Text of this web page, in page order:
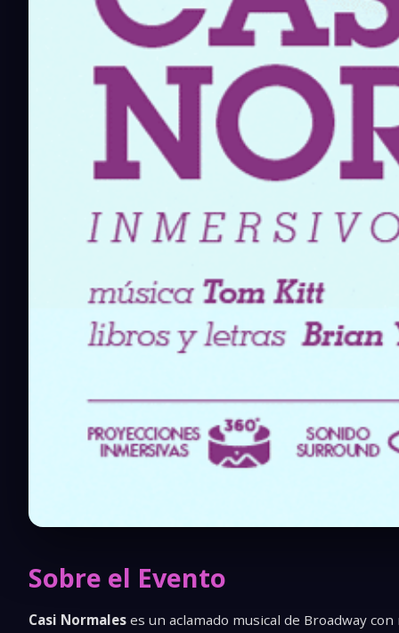
Sobre el Evento
Casi Normales es un aclamado musical de Broadway